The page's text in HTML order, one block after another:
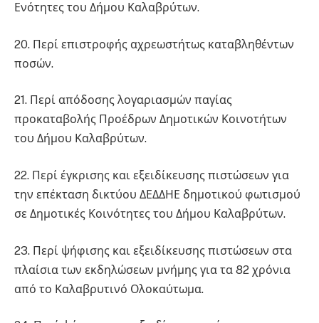
Ενότητες του Δήμου Καλαβρύτων.
20. Περί επιστροφής αχρεωστήτως καταβληθέντων
ποσών.
21. Περί απόδοσης λογαριασμών παγίας
προκαταβολής Προέδρων Δημοτικών Κοινοτήτων
του Δήμου Καλαβρύτων.
22. Περί έγκρισης και εξειδίκευσης πιστώσεων για
την επέκταση δικτύου ΔΕΔΔΗΕ δημοτικού φωτισμού
σε Δημοτικές Κοινότητες του Δήμου Καλαβρύτων.
23. Περί ψήφισης και εξειδίκευσης πιστώσεων στα
πλαίσια των εκδηλώσεων μνήμης για τα 82 χρόνια
από το Καλαβρυτινό Ολοκαύτωμα.